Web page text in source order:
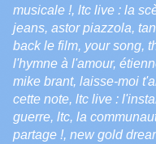
musicale !, ltc live : la
jeans, astor piazzola,
back le film, your song,
l'hymne à l'amour,
mike brant, laisse-moi
cette note, ltc live :
guerre, ltc, la
partage !, new gold